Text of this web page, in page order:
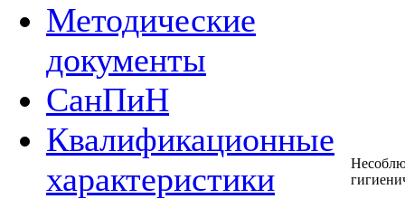
Методические
документы
СанПиН
Квалификационные
характеристики